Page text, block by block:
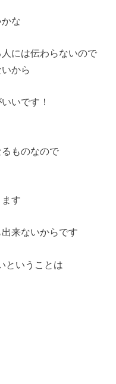
な
には伝わらないので
から
いです！
ものなので
す
来ないからです
ということは